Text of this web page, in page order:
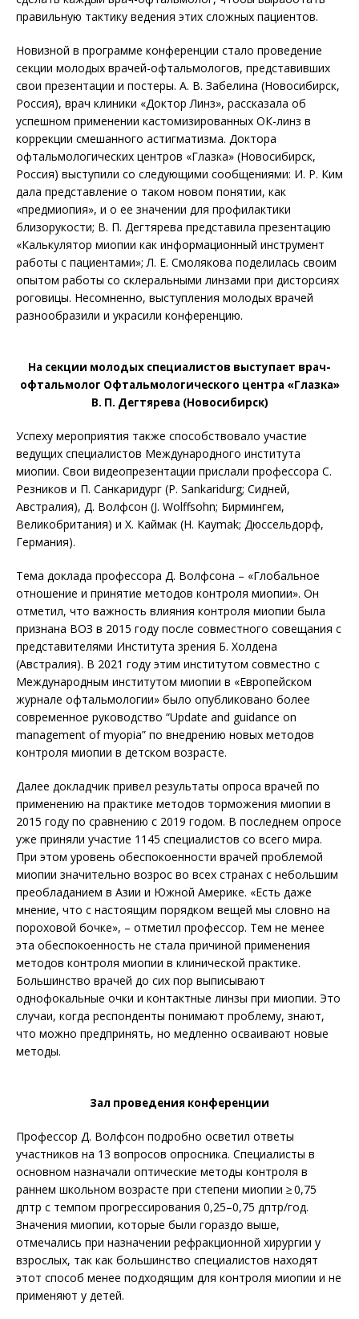
правильную тактику ведения этих сложных пациентов.
Новизной в программе конференции стало проведение
секции молодых врачей-офтальмологов, представивших
свои презентации и постеры. А. В. Забелина (Новосибирск,
Россия), врач клиники «Доктор Линз», рассказала об
успешном применении кастомизированных ОК-линз в
коррекции смешанного астигматизма. Доктора
офтальмологических центров «Глазка» (Новосибирск,
Россия) выступили со следующими сообщениями: И. Р. Ким
дала представление о таком новом понятии, как
«предмиопия», и о ее значении для профилактики
близорукости; В. П. Дегтярева представила презентацию
«Калькулятор миопии как информационный инструмент
работы с пациентами»; Л. Е. Смолякова поделилась своим
опытом работы со склеральными линзами при дисторсиях
роговицы. Несомненно, выступления молодых врачей
разнообразили и украсили конференцию.
На секции молодых специалистов выступает врач-
офтальмолог Офтальмологического центра «Глазка»
В. П. Дегтярева (Новосибирск)
Успеху мероприятия также способствовало участие
ведущих специалистов Международного института
миопии. Свои видеопрезентации прислали профессора С.
Резников и П. Санкаридург (P. Sankaridurg; Сидней,
Австралия), Д. Волфсон (J. Wolf­fsohn; Бирмингем,
Великобритания) и Х. Каймак (H. Kaymak; Дюссельдорф,
Германия).
Тема доклада профессора Д. Волфсона – «Глобальное
отношение и принятие методов контроля миопии». Он
отметил, что важность влияния контроля миопии была
признана ВОЗ в 2015 году после совместного совещания с
представителями Института зрения Б. Холдена
(Австралия). В 2021 году этим институтом совместно с
Международным институтом миопии в «Европейском
журнале офтальмологии» было опубликовано более
современное руководство “Update and guidance on
management of myopia” по внедрению новых методов
контроля миопии в детском возрасте.
Далее докладчик привел результаты опроса врачей по
применению на практике методов торможения миопии в
2015 году по сравне­нию с 2019 годом. В последнем опросе
уже приняли участие 1145 специалистов со всего мира.
При этом уровень обеспокоенности врачей проблемой
миопии значительно возрос во всех странах с небольшим
пре­обладанием в Азии и Южной Америке. «Есть даже
мнение, что с настоящим порядком вещей мы словно на
пороховой бочке», – отметил профессор. Тем не менее
эта обеспокоенность не стала причиной применения
методов контроля миопии в клинической практике.
Большинство врачей до сих пор выписывают
однофокальные очки и контактные линзы при миопии. Это
случаи, когда респонденты понимают проблему, знают,
что можно предпринять, но медленно осваивают новые
методы.
Зал проведения конференции
Профессор Д. Волфсон подробно осветил ответы
участников на 13 вопросов опросника. Специалисты в
основном назначали оптические методы контроля в
раннем школьном возрасте при степени миопии ≥ 0,75
дптр с темпом прогрессирования 0,25–0,75 дптр/год.
Значения миопии, которые были гораздо выше,
отмечались при назначении рефракционной хирургии у
взрослых, так как большинство специалистов находят
этот способ менее подходящим для контроля миопии и не
применяют у детей.